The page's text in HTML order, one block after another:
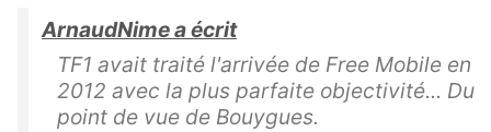
ArnaudNime a écrit
TF1 avait traité l'arrivée de Free Mobile en
2012 avec la plus parfaite objectivité... Du
point de vue de Bouygues.